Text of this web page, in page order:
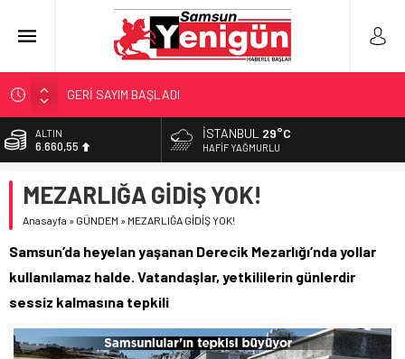
GERİ SAYIM BAŞLADI
SAMSUNSPOR’DA HEDEF 5’İNCİLİK!
‘BAFRA’YA YATIRIM YAPIN!’
YÖNETİCİ SEÇERKEN YAPILAN EN BÜYÜK HATALAR
ALTIN
6.660,55
13.779,39
DOLAR
55,1881
İSTANBUL 29°C
HAFIF YAĞMURLU
MEZARLIĞA GİDİŞ YOK!
Anasayfa » GÜNDEM » MEZARLIĞA GİDİŞ YOK!
Samsun’da heyelan yaşanan Derecik Mezarlığı’nda yollar
kullanılamaz halde. Vatandaşlar, yetkililerin günlerdir
sessiz kalmasına tepkili